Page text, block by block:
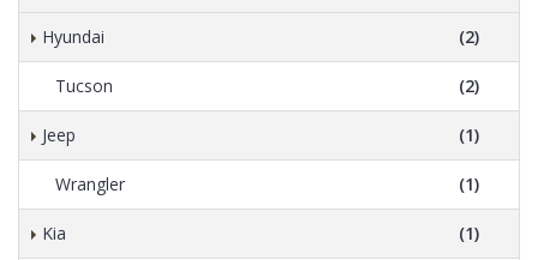
Hyundai (2)
Tucson (2)
Jeep (1)
Wrangler (1)
Kia (1)